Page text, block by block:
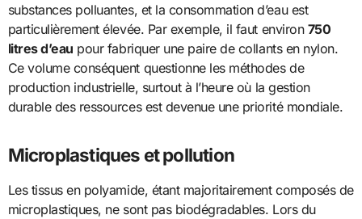
substances polluantes, et la consommation d’eau est
particulièrement élevée. Par exemple, il faut environ 750
litres d’eau pour fabriquer une paire de collants en nylon.
Ce volume conséquent questionne les méthodes de
production industrielle, surtout à l’heure où la gestion
durable des ressources est devenue une priorité mondiale.
Microplastiques et pollution
Les tissus en polyamide, étant majoritairement composés de
microplastiques, ne sont pas biodégradables. Lors du